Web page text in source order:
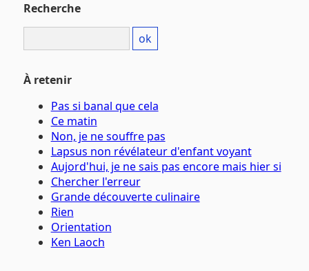
Recherche
À retenir
Pas si banal que cela
Ce matin
Non, je ne souffre pas
Lapsus non révélateur d'enfant voyant
Aujord'hui, je ne sais pas encore mais hier si
Chercher l'erreur
Grande découverte culinaire
Rien
Orientation
Ken Laoch